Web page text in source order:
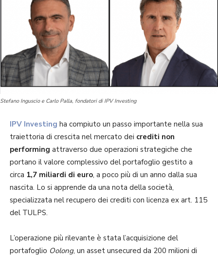
Stefano Inguscio e Carlo Palla, fondatori di IPV Investing
IPV Investing ha compiuto un passo importante nella sua
traiettoria di crescita nel mercato dei crediti non
performing attraverso due operazioni strategiche che
portano il valore complessivo del portafoglio gestito a
circa 1,7 miliardi di euro, a poco più di un anno dalla sua
nascita. Lo si apprende da una nota della società,
specializzata nel recupero dei crediti con licenza ex art. 115
del TULPS.
L’operazione più rilevante è stata l’acquisizione del
portafoglio Oolong, un asset unsecured da 200 milioni di